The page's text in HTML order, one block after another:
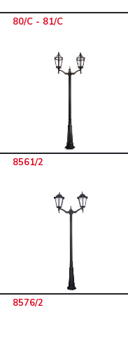
80/C - 81/C
8561/2
8576/2